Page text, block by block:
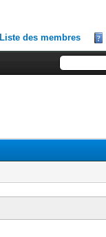
Liste des membres